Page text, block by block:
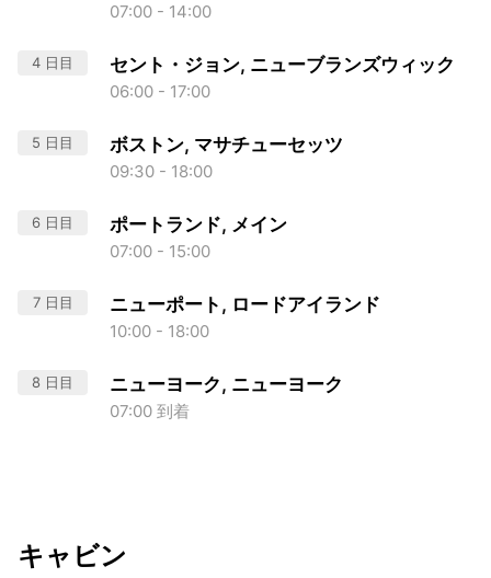
07:00 - 14:00
4 日目 セント・ジョン, ニューブランズウィック
06:00 - 17:00
5 日目 ボストン, マサチューセッツ
09:30 - 18:00
6 日目 ポートランド, メイン
07:00 - 15:00
7 日目 ニューポート, ロードアイランド
10:00 - 18:00
8 日目 ニューヨーク, ニューヨーク
07:00 到着
キャビン